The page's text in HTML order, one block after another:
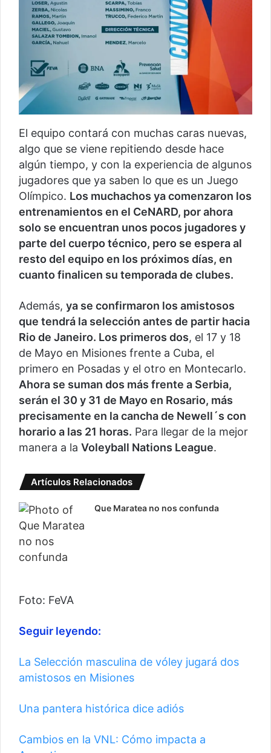
El equipo contará con muchas caras nuevas,
algo que se viene repitiendo desde hace
algún tiempo, y con la experiencia de algunos
jugadores que ya saben lo que es un Juego
Olímpico. Los muchachos ya comenzaron los
entrenamientos en el CeNARD, por ahora
solo se encuentran unos pocos jugadores y
parte del cuerpo técnico, pero se espera al
resto del equipo en los próximos días, en
cuanto finalicen su temporada de clubes.
Además, ya se confirmaron los amistosos
que tendrá la selección antes de partir hacia
Rio de Janeiro. Los primeros dos, el 17 y 18
de Mayo en Misiones frente a Cuba, el
primero en Posadas y el otro en Montecarlo.
Ahora se suman dos más frente a Serbia,
serán el 30 y 31 de Mayo en Rosario, más
precisamente en la cancha de Newell´s con
horario a las 21 horas. Para llegar de la mejor
manera a la Voleyball Nations League.
Artículos Relacionados
Que Maratea no nos confunda
Foto: FeVA
Seguir leyendo:
La Selección masculina de vóley jugará dos
amistosos en Misiones
Una pantera histórica dice adiós
Cambios en la VNL: Cómo impacta a